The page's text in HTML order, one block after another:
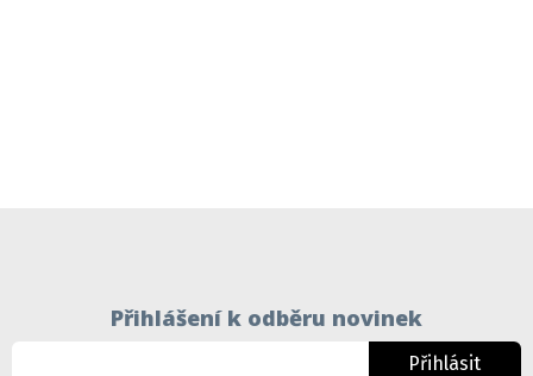
Přihlášení k odběru novinek
Přihlásit